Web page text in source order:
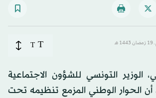
T
T
الوزير التونسي للشؤون الاجتماعية
أن الحوار الوطني المزمع تنظيمه تحت